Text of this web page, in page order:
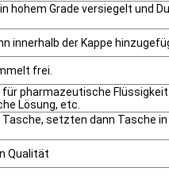
hohem Grade versiegelt und
innerhalb der Kappe
frei.
pharmazeutische Flüssigkeit
Lösung, etc.
setzten dann Tasche in
Qualität